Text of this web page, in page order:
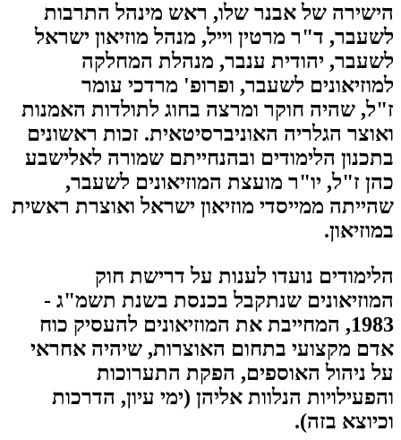
הישירה של אבנר שלו, ראש מינהל התרבות
לשעבר, ד"ר מרטין וייל, מנהל מוזיאון ישראל
לשעבר, יהודית ענבר, מנהלת המחלקה
למוזיאונים לשעבר, ופרופ' מרדכי עומר
ז"ל, שהיה חוקר ומרצה בחוג לתולדות האמנות
ואוצר הגלריה האוניברסיטאית. זכות ראשונים
בתכנון הלימודים ובהנחייתם שמורה לאלישבע
כהן ז"ל, יו"ר מועצת המוזיאונים לשעבר,
שהייתה ממייסדי מוזיאון ישראל ואוצרת ראשית
במוזיאון.
הלימודים נועדו לענות על דרישת חוק
המוזיאונים שנתקבל בכנסת בשנת תשמ"ג -
1983, המחייבת את המוזיאונים להעסיק כוח
אדם מקצועי בתחום האוצרות, שיהיה אחראי
על ניהול האוספים, הפקת התערוכות
והפעילויות הנלוות אליהן (ימי עיון, הדרכות
וכיוצא בזה(
.